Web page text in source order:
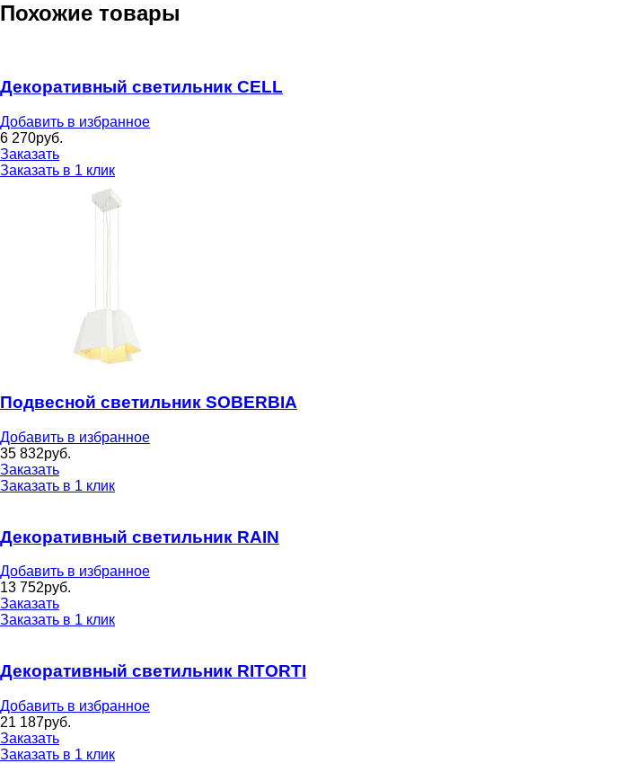
Похожие товары
Декоративный светильник CELL
Добавить в избранное
6 270руб.
Заказать
Заказать в 1 клик
Подвесной светильник SOBERBIA
Добавить в избранное
35 832руб.
Заказать
Заказать в 1 клик
Декоративный светильник RAIN
Добавить в избранное
13 752руб.
Заказать
Заказать в 1 клик
Декоративный светильник RITORTI
Добавить в избранное
21 187руб.
Заказать
Заказать в 1 клик